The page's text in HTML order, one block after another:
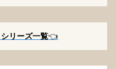
リーズ一覧👈️